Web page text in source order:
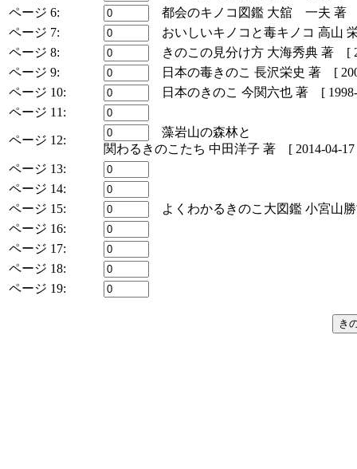
ページ 6:
都会のキノコ図鑑 大舘 一夫 著 [
ページ 7:
おいしいキノコと毒キノコ 高山
ページ 8:
きのこの見分け方 大海秀典 著 [
ページ 9:
日本の毒きのこ 長沢栄史 著 [
ページ 10:
日本のきのこ 今関六也 著 [ 1998-
ページ 11:
ページ 12:
藻岩山の森林と
関わるきのこたち 中田洋子 著 [ 2014-04-17
ページ 13:
ページ 14:
ページ 15:
よくわかるきのこ大図鑑 小宮山
ページ 16:
ページ 17:
ページ 18:
ページ 19: